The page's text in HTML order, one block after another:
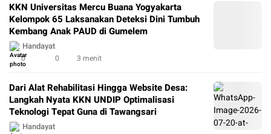
KKN Universitas Mercu Buana Yogyakarta
Kelompok 65 Laksanakan Deteksi Dini Tumbuh
Kembang Anak PAUD di Gumelem
Handayat
0 0 3 menit
Dari Alat Rehabilitasi Hingga Website Desa:
Langkah Nyata KKN UNDIP Optimalisasi
Teknologi Tepat Guna di Tawangsari
Handayat